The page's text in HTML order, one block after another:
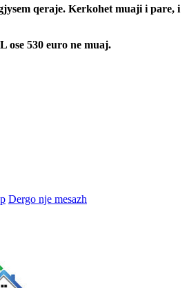
qeraje. Kerkohet muaji i pare, i
ose 530 euro ne muaj.
Dergo nje mesazh